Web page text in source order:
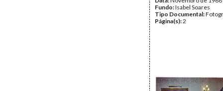
Fundo:Isabel Soares
Tipo Documental:
Página(s):2